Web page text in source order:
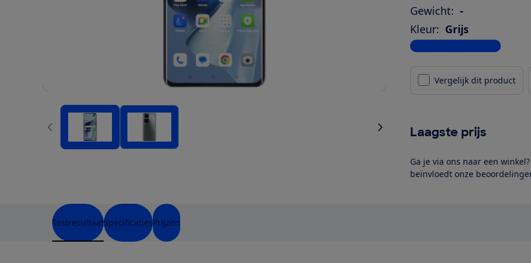
Gewicht: -
Kleur: Grijs
Bekijk alle specificaties
Vergelijk dit product
Laagste prijs
Ga je via ons naar een
beïnvloedt onze
TestresultaatSpecificatiesPrijzen